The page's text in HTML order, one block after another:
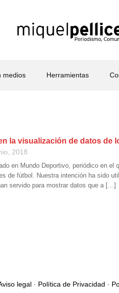
medios Herramientas
la visualización de datos de
2018
en Mundo Deportivo, periódico en
de fútbol. Nuestra intención ha sido
servido para mostrar datos que a […]
legal· Política de Privacidad ·